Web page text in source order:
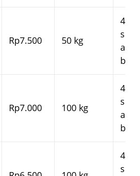
Rp7.500 50 kg
4–7
Rp7.000 100 kg
4–7
4–7